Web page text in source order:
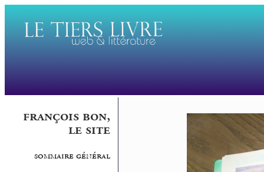
françois bon,
le site
sommaire général